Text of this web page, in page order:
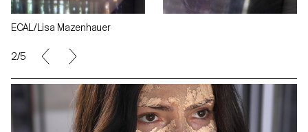
ECAL/Lisa Mazenhauer
2/5